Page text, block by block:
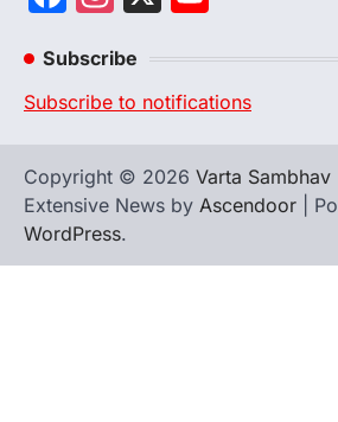
Subscribe
Subscribe to notifications
Copyright © 2026 Varta Sambhav |
Extensive News by Ascendoor |
WordPress.